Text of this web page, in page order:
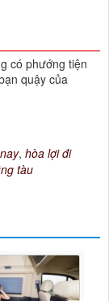
có phướng tiện
quậy của
, hòa lợi đi
tàu